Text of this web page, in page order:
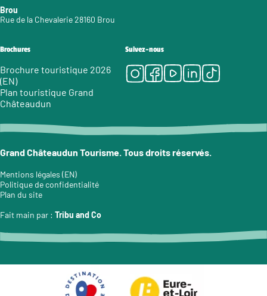
Brou
Rue de la Chevalerie 28160 Brou
Brochures
Brochure touristique 2026
(EN)
Plan touristique Grand
Châteaudun
Suivez-nous
Instagram
Facebook
Youtube
LinkedIn
Tiktok
Grand Châteaudun Tourisme. Tous droits réservés.
Mentions légales (EN)
Politique de confidentialité
Plan du site
Fait main par : Tribu and Co